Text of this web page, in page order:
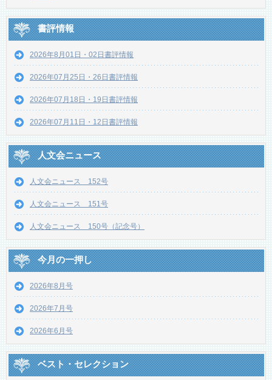
書評情報
2026年8月01日・02日書評情報
2026年07月25日・26日書評情報
2026年07月18日・19日書評情報
2026年07月11日・12日書評情報
人文会ニュース
人文会ニュース 152号
人文会ニュース 151号
人文会ニュース 150号（記念号）
今月の一押し
2026年8月号
2026年7月号
2026年6月号
ベスト・セレクション